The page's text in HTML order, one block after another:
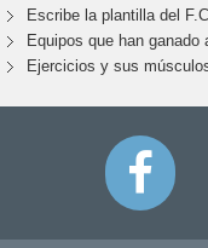
Escribe la plantilla del
Equipos que han
Ejercicios y sus